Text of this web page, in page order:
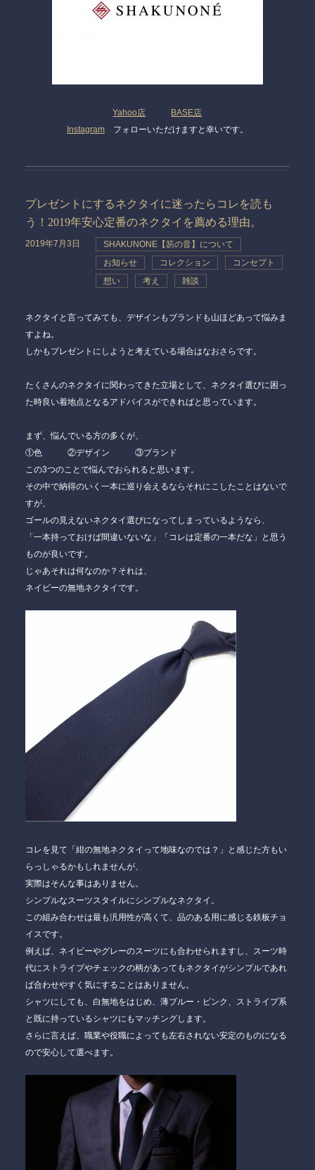
Yahoo店
BASE店
Instagramフォローいただけますと幸いです。
プレゼントにするネクタイに迷ったらコレを読も
う！2019年安心定番のネクタイを薦める理由。
2019年7月3日
SHAKUNONE【笏の音】について
お知らせ
コレクション
コンセプト
想い
考え 雑談
ネクタイと言ってみても、デザインもブランドも山ほどあって悩みま
すよね。
しかもプレゼントにしようと考えている場合はなおさらです。
たくさんのネクタイに関わってきた立場として、ネクタイ選びに困っ
た時良い着地点となるアドバイスができればと思っています。
まず、悩んでいる方の多くが、
①色 ②デザイン ③ブランド
この3つのことで悩んでおられると思います。
その中で納得のいく一本に巡り会えるならそれにこしたことはないで
すが、
ゴールの見えないネクタイ選びになってしまっているようなら、
「 一本持っておけば間違いないな 」「コレは定番の一本だな」と思う
ものが良いです。
じゃあそれは何なのか？それは、
ネイビーの無地ネクタイです。
コレを見て「紺の無地ネクタイって地味なのでは？」と感じた方もい
らっしゃるかもしれませんが、
実際はそんな事はありません。
シンプルなスーツスタイルにシンプルなネクタイ。
この組み合わせは最も汎用性が高くて、品のある用に感じる鉄板チョ
イスです。
例えば、ネイビーやグレーのスーツにも合わせられますし、スーツ時
代にストライプやチェックの柄があってもネクタイがシンプルであれ
ば合わせやすく気にすることはありません。
シャツにしても、白無地をはじめ、薄ブルー・ピンク、ストライプ系
と既に持っているシャツにもマッチングします。
さらに言えば、職業や役職によっても左右されない安定のものになる
ので安心して選べます。